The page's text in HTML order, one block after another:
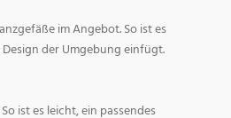
im Angebot. So ist es
der Umgebung einfügt.
ist es leicht, ein passendes